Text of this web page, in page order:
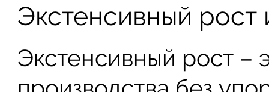
Экстенсивный рост
Экстенсивный рост –